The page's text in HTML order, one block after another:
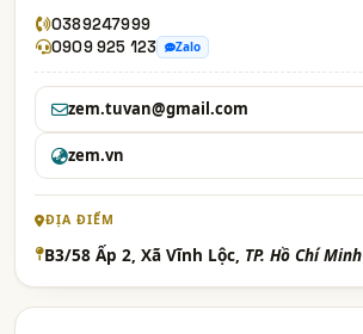
0389247999
0909 925 123
Zalo
zem.tuvan@gmail.com
zem.vn
ĐỊA ĐIỂM
B3/58 Ấp 2, Xã Vĩnh Lộc, TP. Hồ Chí Minh